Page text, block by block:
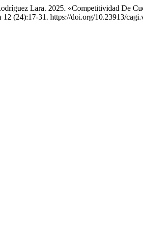
Lara. 2025. «Competitividad De
12 (24):17-31. https://doi.org/10.23913/